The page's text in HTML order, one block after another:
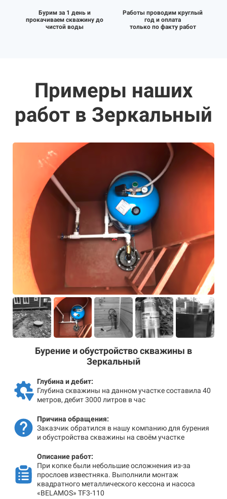
Бурим за 1 день и
прокачиваем скважину до
чистой воды
Работы проводим круглый
год и оплата
только по факту работ
Примеры наших
работ в Зеркальный
Бурение и обустройство скважины в
Зеркальный
Глубина и дебит:
Глубина скважины на данном участке составила 40
метров, дебит 3000 литров в час
Причина обращения:
Заказчик обратился в нашу компанию для бурения
и обустройства скважины на своём участке
Описание работ:
При копке были небольшие осложнения из-за
прослоев известняка. Выполнили монтаж
квадратного металлического кессона и насоса
«BELAMOS» TF3-110